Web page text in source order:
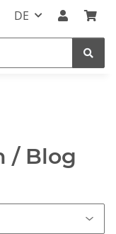
DE
/ Blog